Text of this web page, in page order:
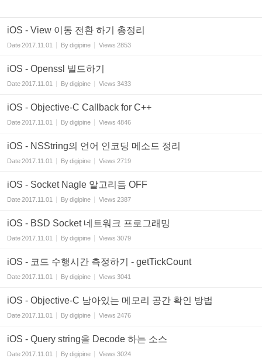
iOS - View 이동 전환 하기 총정리
Date2017.11.01 Bydigipine Views 2853
iOS - Openssl 빌드하기
Date2017.11.01 Bydigipine Views 3433
iOS - Objective-C Callback for C++
Date2017.11.01 Bydigipine Views 4846
iOS - NSString의 언어 인코딩 메소드 정리
Date2017.11.01 Bydigipine Views 2719
iOS - Socket Nagle 알고리듬 OFF
Date2017.11.01 Bydigipine Views 2387
iOS - BSD Socket 네트워크 프로그래밍
Date2017.11.01 Bydigipine Views 3079
iOS - 코드 수행시간 측정하기 - getTickCount
Date2017.11.01 Bydigipine Views 3041
iOS - Objective-C 남아있는 메모리 공간 확인 방법
Date2017.11.01 Bydigipine Views 2476
iOS - Query string을 Decode 하는 소스
Date2017.11.01 Bydigipine Views 3024